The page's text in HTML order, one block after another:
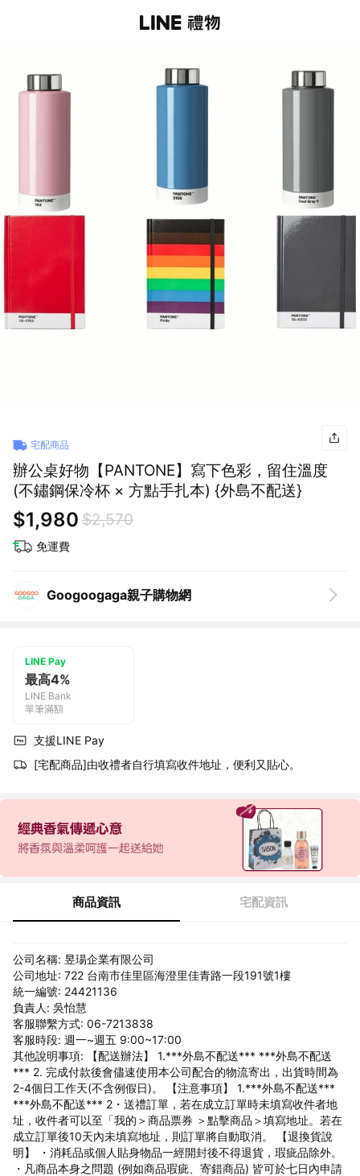
宅配商品
辦公桌好物【PANTONE】寫下色彩，留住溫度
(不鏽鋼保冷杯 × 方點手扎本) {外島不配送}
$1,980 $2,570
免運費
Googoogaga親子購物網
LINE Pay
最高4%
LINE Bank
單筆滿額
支援LINE Pay
[宅配商品]由收禮者自行填寫收件地址，便利又貼心。
商品資訊 宅配資訊
公司名稱: 昱瑒企業有限公司
公司地址: 722 台南市佳里區海澄里佳青路一段191號1樓
統一編號: 24421136
負責人: 吳怡慧
客服聯繫方式: 06-7213838
客服時段: 週一~週五 9:00~17:00
其他說明事項: 【配送辦法】 1.***外島不配送*** ***外島不配送
*** 2. 完成付款後會儘速使用本公司配合的物流寄出，出貨時間為
2-4個日工作天(不含例假日)。 【注意事項】 1.***外島不配送***
***外島不配送*** 2・送禮訂單，若在成立訂單時未填寫收件者地
址，收件者可以至「我的＞商品票券 ＞點擊商品＞填寫地址。若在
成立訂單後10天內未填寫地址，則訂單將自動取消。 【退換貨說
明】 ・消耗品或個人貼身物品一經開封後不得退貨，瑕疵品除外。
・凡商品本身之問題 (例如商品瑕疵、寄錯商品) 皆可於七日內申請